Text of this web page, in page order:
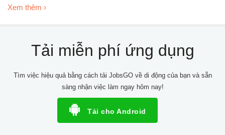
Xem thêm ›
Tải miễn phí ứng dụng
Tìm việc hiệu quả bằng cách tải JobsGO về di động của bạn và sẵn
sàng nhận việc làm ngay hôm nay!
Tải cho Android